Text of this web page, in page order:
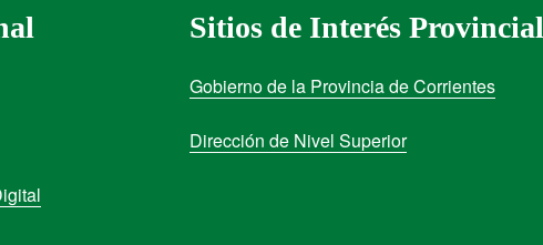
Sitios de Interés Provincial
Gobierno de la Provincia de Corrientes
Dirección de Nivel Superior